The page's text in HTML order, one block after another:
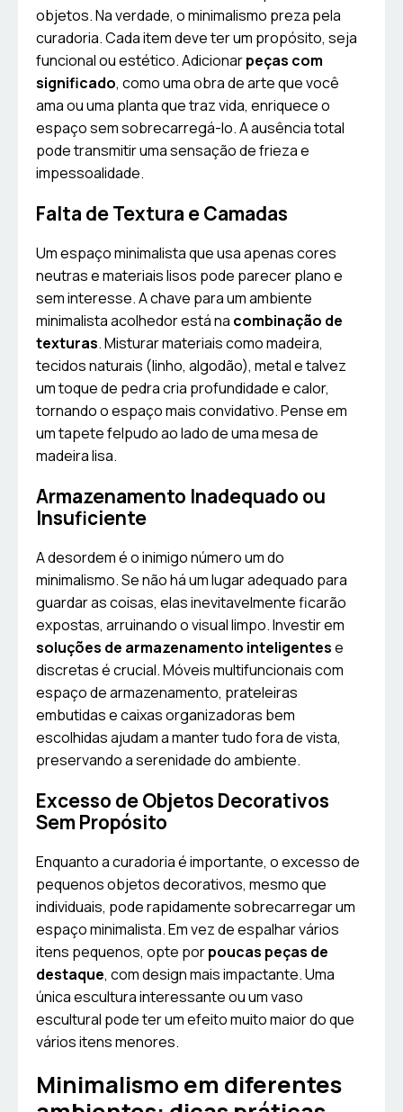
objetos. Na verdade, o minimalismo preza pela
curadoria. Cada item deve ter um propósito, seja
funcional ou estético. Adicionarpeças com
significado, como uma obra de arte que você
ama ou uma planta que traz vida, enriquece o
espaço sem sobrecarregá-lo. A ausência total
pode transmitir uma sensação de frieza e
impessoalidade.
Falta de Textura e Camadas
Um espaço minimalista que usa apenas cores
neutras e materiais lisos pode parecer plano e
sem interesse. A chave para um ambiente
minimalista acolhedor está na combinação de
texturas. Misturar materiais como madeira,
tecidos naturais (linho, algodão), metal e talvez
um toque de pedra cria profundidade e calor,
tornando o espaço mais convidativo. Pense em
um tapete felpudo ao lado de uma mesa de
madeira lisa.
Armazenamento Inadequado ou
Insuficiente
A desordem é o inimigo número um do
minimalismo. Se não há um lugar adequado para
guardar as coisas, elas inevitavelmente ficarão
expostas, arruinando o visual limpo. Investir em
soluções de armazenamento inteligentese
discretas é crucial. Móveis multifuncionais com
espaço de armazenamento, prateleiras
embutidas e caixas organizadoras bem
escolhidas ajudam a manter tudo fora de vista,
preservando a serenidade do ambiente.
Excesso de Objetos Decorativos
Sem Propósito
Enquanto a curadoria é importante, o excesso de
pequenos objetos decorativos, mesmo que
individuais, pode rapidamente sobrecarregar um
espaço minimalista. Em vez de espalhar vários
itens pequenos, opte porpoucas peças de
destaque, com design mais impactante. Uma
única escultura interessante ou um vaso
escultural pode ter um efeito muito maior do que
vários itens menores.
Minimalismo em diferentes